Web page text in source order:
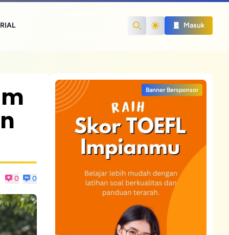
Search
Masuk
0 0
Banner Bersponsor